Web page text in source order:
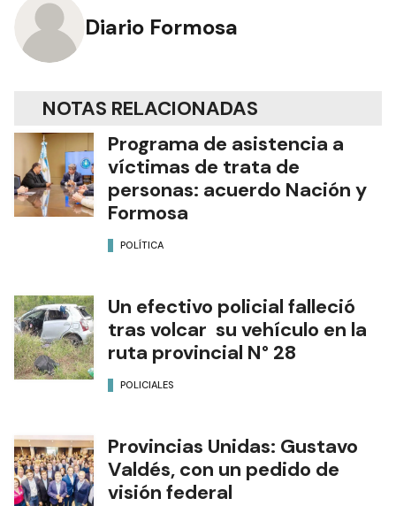
Diario Formosa
NOTAS RELACIONADAS
Programa de asistencia a
víctimas de trata de
personas: acuerdo Nación y
Formosa
POLÍTICA
Un efectivo policial falleció
tras volcar su vehículo en la
ruta provincial N° 28
POLICIALES
Provincias Unidas: Gustavo
Valdés, con un pedido de
visión federal